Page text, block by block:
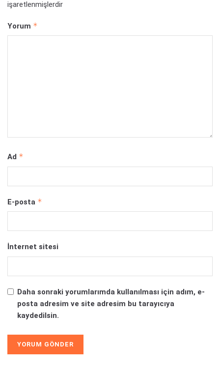
işaretlenmişlerdir
Yorum *
Ad *
E-posta *
İnternet sitesi
Daha sonraki yorumlarımda kullanılması için adım, e-
posta adresim ve site adresim bu tarayıcıya
kaydedilsin.